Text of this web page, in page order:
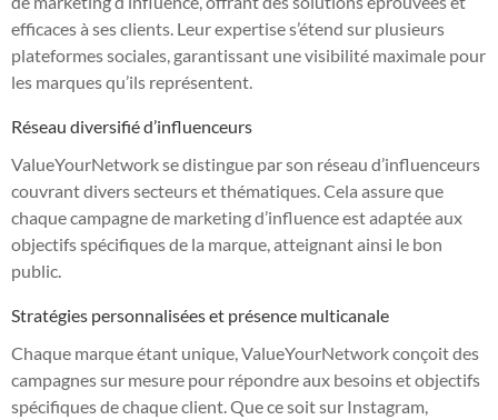
efficaces à ses clients. Leur expertise s’étend sur plusieurs
plateformes sociales, garantissant une visibilité maximale pour
les marques qu’ils représentent.
Réseau diversifié d’influenceurs
ValueYourNetwork se distingue par son réseau d’influenceurs
couvrant divers secteurs et thématiques. Cela assure que
chaque campagne de marketing d’influence est adaptée aux
objectifs spécifiques de la marque, atteignant ainsi le bon
public.
Stratégies personnalisées et présence multicanale
Chaque marque étant unique, ValueYourNetwork conçoit des
campagnes sur mesure pour répondre aux besoins et objectifs
spécifiques de chaque client. Que ce soit sur Instagram,